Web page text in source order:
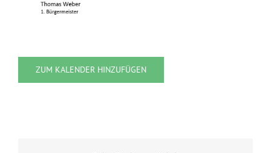
ZUM KALENDER HINZUFÜGEN